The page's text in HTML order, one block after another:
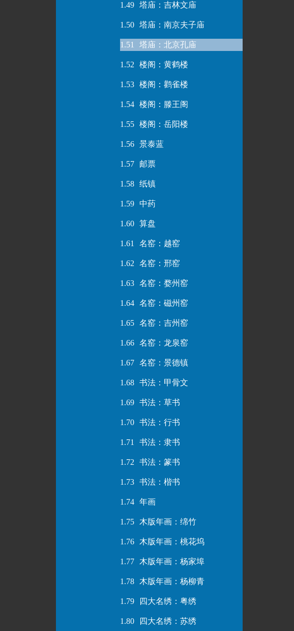
1.49 塔庙：吉林文庙
1.50 塔庙：南京夫子庙
1.51 塔庙：北京孔庙
1.52 楼阁：黄鹤楼
1.53 楼阁：鹳雀楼
1.54 楼阁：滕王阁
1.55 楼阁：岳阳楼
1.56 景泰蓝
1.57 邮票
1.58 纸镇
1.59 中药
1.60 算盘
1.61 名窑：越窑
1.62 名窑：邢窑
1.63 名窑：婺州窑
1.64 名窑：磁州窑
1.65 名窑：吉州窑
1.66 名窑：龙泉窑
1.67 名窑：景德镇
1.68 书法：甲骨文
1.69 书法：草书
1.70 书法：行书
1.71 书法：隶书
1.72 书法：篆书
1.73 书法：楷书
1.74 年画
1.75 木版年画：绵竹
1.76 木版年画：桃花坞
1.77 木版年画：杨家埠
1.78 木版年画：杨柳青
1.79 四大名绣：粤绣
1.80 四大名绣：苏绣